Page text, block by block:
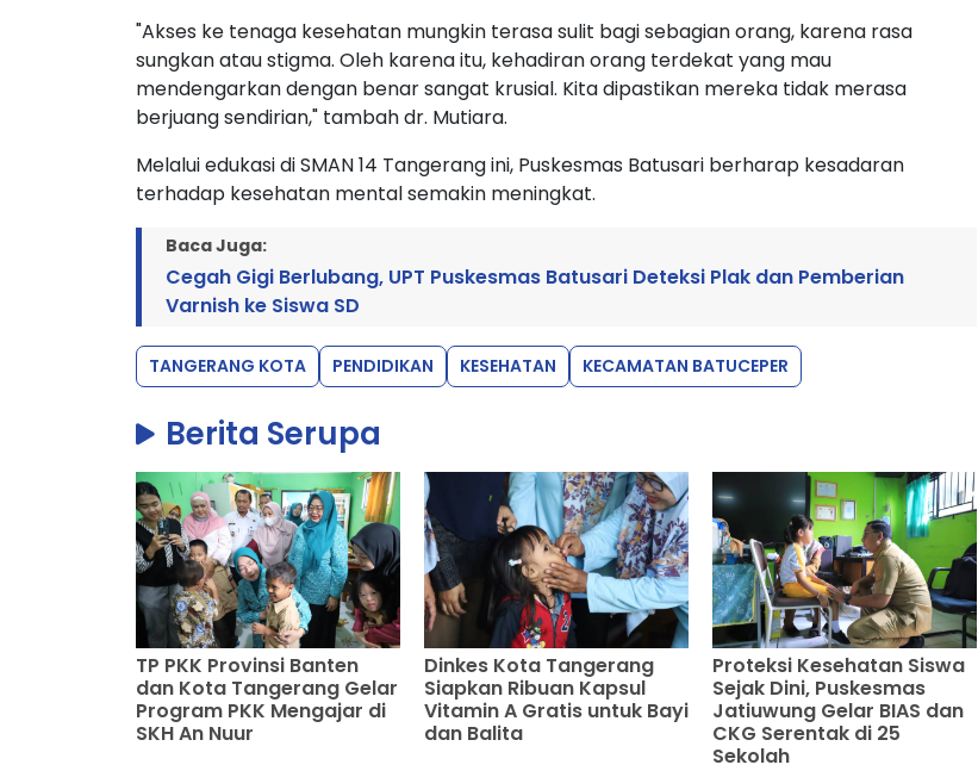
"Akses ke tenaga kesehatan mungkin terasa sulit bagi sebagian orang, karena rasa
sungkan atau stigma. Oleh karena itu, kehadiran orang terdekat yang mau
mendengarkan dengan benar sangat krusial. Kita dipastikan mereka tidak merasa
berjuang sendirian," tambah dr. Mutiara.
Melalui edukasi di SMAN 14 Tangerang ini, Puskesmas Batusari berharap kesadaran
terhadap kesehatan mental semakin meningkat.
Baca Juga:
Cegah Gigi Berlubang, UPT Puskesmas Batusari Deteksi Plak dan Pemberian
Varnish ke Siswa SD
TANGERANG KOTA PENDIDIKAN KESEHATAN KECAMATAN BATUCEPER
Berita Serupa
TP PKK Provinsi Banten
dan Kota Tangerang Gelar
Program PKK Mengajar di
SKH An Nuur
Dinkes Kota Tangerang
Siapkan Ribuan Kapsul
Vitamin A Gratis untuk Bayi
dan Balita
Proteksi Kesehatan Siswa
Sejak Dini, Puskesmas
Jatiuwung Gelar BIAS dan
CKG Serentak di 25
Sekolah